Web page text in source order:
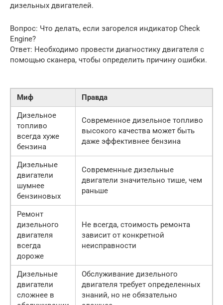
дизельных двигателей.
Вопрос: Что делать, если загорелся индикатор Check
Engine?
Ответ: Необходимо провести диагностику двигателя с
помощью сканера, чтобы определить причину ошибки.
Миф
Правда
Дизельное
топливо
всегда хуже
бензина
Современное дизельное топливо
высокого качества может быть
даже эффективнее бензина
Дизельные
двигатели
шумнее
бензиновых
Современные дизельные
двигатели значительно тише, чем
раньше
Ремонт
дизельного
двигателя
всегда
дороже
Не всегда, стоимость ремонта
зависит от конкретной
неисправности
Дизельные
двигатели
сложнее в
Обслуживание дизельного
двигателя требует определенных
знаний, но не обязательно